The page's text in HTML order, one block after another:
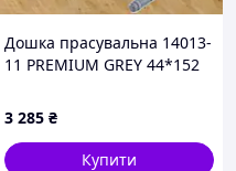
Дошка прасувальна 14013-
11 PREMIUM GREY 44*152
3 285 ₴
Купити